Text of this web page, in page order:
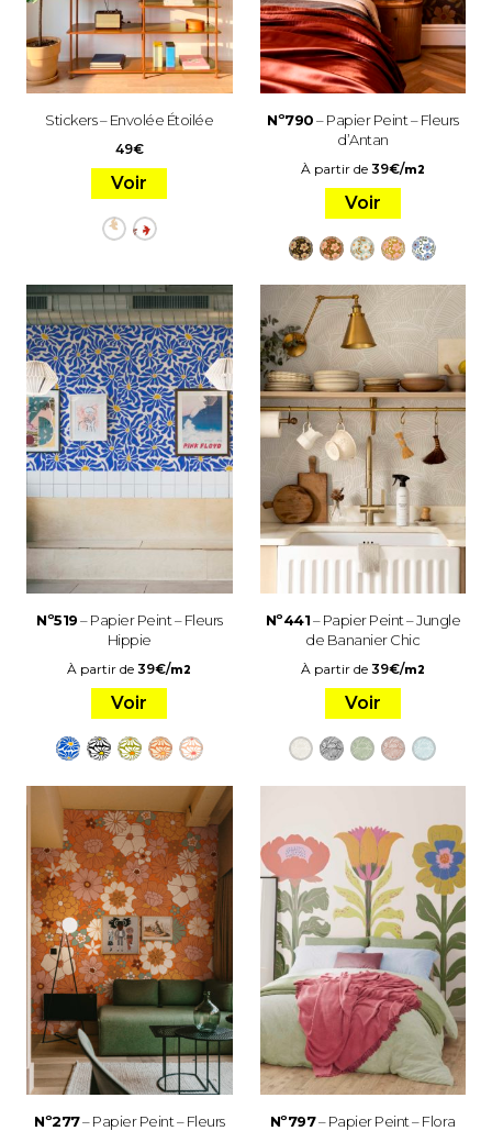
Stickers – Envolée Étoilée
49€
Voir
Nº790– Papier Peint – Fleurs
d’Antan
À partir de 39€/m2
Voir
Nº519– Papier Peint – Fleurs
Hippie
À partir de39€/m2
Voir
Nº441– Papier Peint – Jungle
de Bananier Chic
À partir de 39€/m2
Voir
Nº277– Papier Peint – Fleurs
Nº797– Papier Peint – Flora